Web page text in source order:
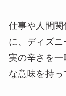
仕事や人間
に、ディズ
実の辛さを一
な意味を持っ